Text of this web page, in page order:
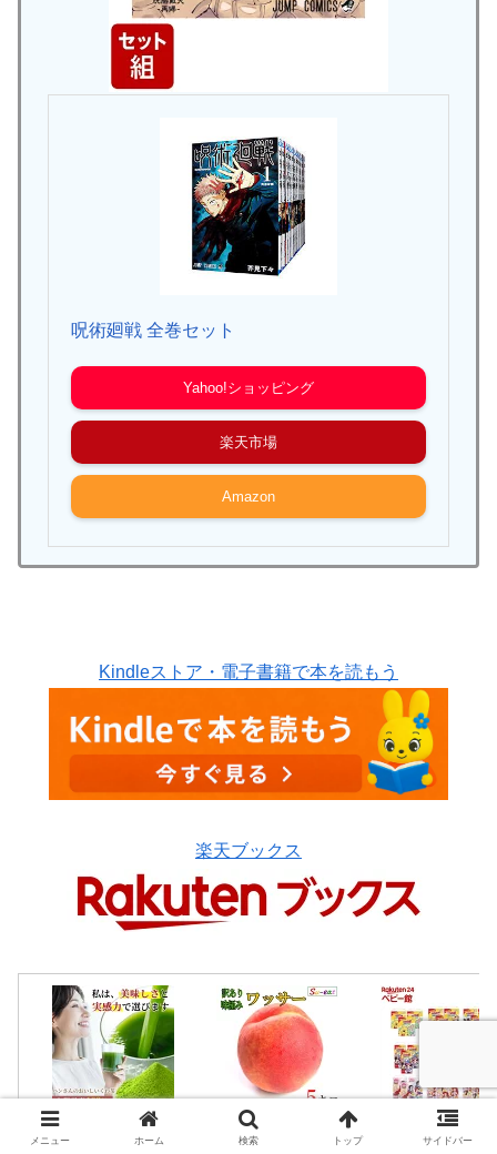
呪術廻戦 全巻セット
Yahoo!ショッピング
楽天市場
Amazon
Kindleストア・電子書籍で本を読もう
楽天ブックス
メニュー ホーム 検索 トップ サイドバー